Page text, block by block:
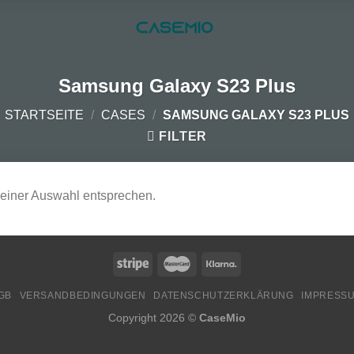
Samsung Galaxy S23 Plus
STARTSEITE / CASES / SAMSUNG GALAXY S23 PLUS
FILTER
Auswahl entsprechen.
VERSANDBEDINGUNGEN DATENSCHUTZERKLÄRUNG
Copyright 2026 © CaseMio